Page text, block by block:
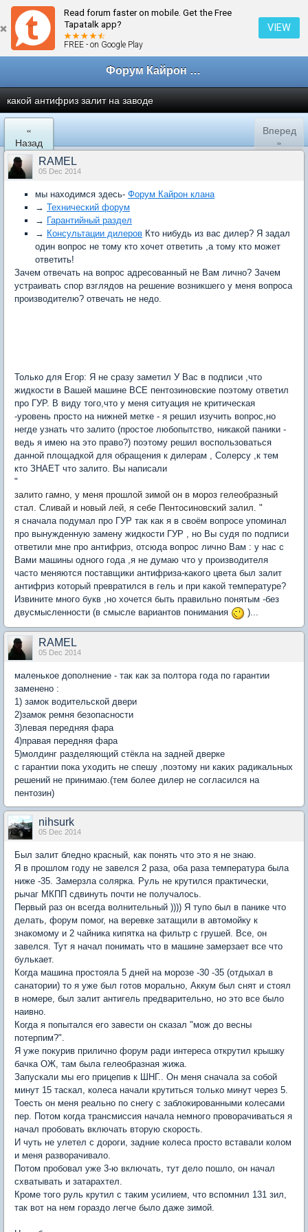
Read forum faster on mobile. Get the Free
Tapatalk app?
FREE - on Google Play
VIEW
Форум Кайрон клана
какой антифриз залит на заводе
«
Назад
Вперед
»
RAMEL
05 Dec 2014
мы находимся здесь- Форум Кайрон клана
→ Технический форум
→ Гарантийный раздел
→ Консультации дилеров Кто нибудь из вас дилер? Я задал
один вопрос не тому кто хочет ответить ,а тому кто может
ответить!
Зачем отвечать на вопрос адресованный не Вам лично? Зачем
устраивать спор взглядов на решение возникшего у меня вопроса
производителю? отвечать не недо.
Только для Егор: Я не сразу заметил У Вас в подписи ,что
жидкости в Вашей машине ВСЕ пентозиновские поэтому ответил
про ГУР. В виду того,что у меня ситуация не критическая
-уровень просто на нижней метке - я решил изучить вопрос,но
негде узнать что залито (простое любопытство, никакой паники -
ведь я имею на это право?) поэтому решил воспользоваться
данной площадкой для обращения к дилерам , Солерсу ,к тем
кто ЗНАЕТ что залито. Вы написали
"
залито гамно, у меня прошлой зимой он в мороз гелеобразный
стал. Сливай и новый лей, я себе Пентосиновский залил. "
я сначала подумал про ГУР так как я в своём вопросе упоминал
про вынужденную замену жидкости ГУР , но Вы судя по подписи
ответили мне про антифриз, отсюда вопрос лично Вам : у нас с
Вами машины одного года ,я не думаю что у производителя
часто меняются поставщики антифриза-какого цвета был залит
антифриз который превратился в гель и при какой температуре?
Извините много букв ,но хочется быть правильно понятым -без
двусмысленности (в смысле вариантов понимания
)...
RAMEL
05 Dec 2014
маленькое дополнение - так как за полтора года по гарантии
заменено :
1) замок водительской двери
2)замок ремня безопасности
3)левая передняя фара
4)правая передняя фара
5)молдинг разделяющий стёкла на задней дверке
с гарантии пока уходить не спешу ,поэтому ни каких радикальных
решений не принимаю.(тем более дилер не согласился на
пентозин)
nihsurk
05 Dec 2014
Был залит бледно красный, как понять что это я не знаю.
Я в прошлом году не завелся 2 раза, оба раза температура была
ниже -35. Замерзла солярка. Руль не крутился практически,
рычаг МКПП сдвинуть почти не получалось.
Первый раз он всегда волнительный )))) Я тупо был в панике что
делать, форум помог, на веревке затащили в автомойку к
знакомому и 2 чайника кипятка на фильтр с грушей. Все, он
завелся. Тут я начал понимать что в машине замерзает все что
булькает.
Когда машина простояла 5 дней на морозе -30 -35 (отдыхал в
санатории) то я уже был готов морально, Аккум был снят и стоял
в номере, был залит антигель предварительно, но это все было
наивно.
Когда я попытался его завести он сказал "мож до весны
потерпим?".
Я уже покурив прилично форум ради интереса открутил крышку
бачка ОЖ, там была гелеобразная жижа.
Запускали мы его прицепив к ШНГ.. Он меня сначала за собой
минут 15 таскал, колеса начали крутиться только минут через 5.
Тоесть он меня реально по снегу с заблокированными колесами
пер. Потом когда трансмиссия начала немного проворачиваться я
начал пробовать включать вторую скорость.
И чуть не улетел с дороги, задние колеса просто вставали колом
и меня разворачивало.
Потом пробовал уже 3-ю включать, тут дело пошло, он начал
схватывать и затарахтел.
Кроме того руль крутил с таким усилием, что вспомнил 131 зил,
так вот на нем гораздо легче было даже зимой.